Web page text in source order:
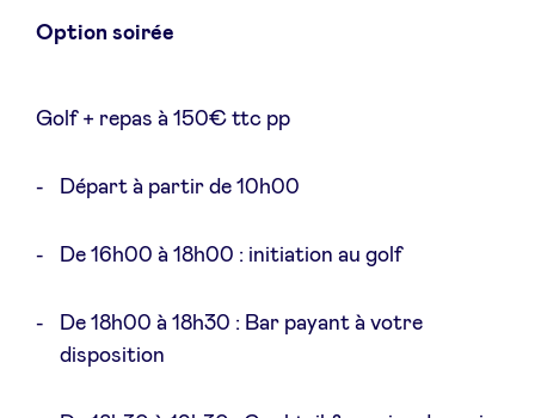
Option soirée
Golf + repas à 150€ ttc pp
Départ à partir de 10h00
De 16h00 à 18h00 : initiation au golf
De 18h00 à 18h30 : Bar payant à votre
disposition